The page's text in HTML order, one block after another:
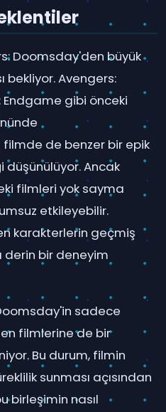
Doomsday'den büyük
bekliyor. Avengers:
Endgame gibi önceki
de benzer bir epik
Ancak
filmleri yok sayma
etkileyebilir.
karakterlerin geçmiş
derin bir deneyim
sadece
filmlerine de bir
Bu durum, filmin
sunması açısından
birleşimin nasıl